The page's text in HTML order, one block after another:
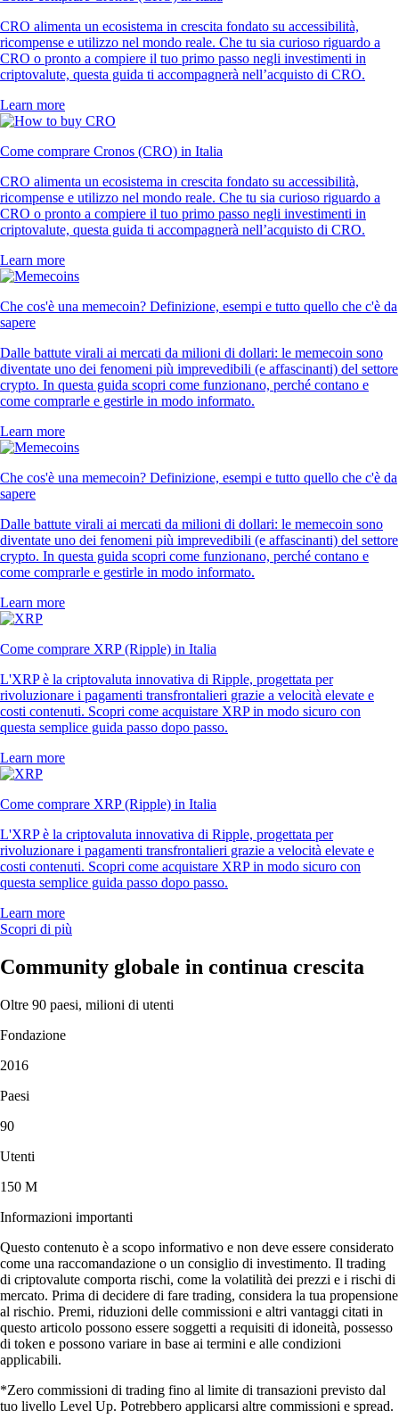
CRO alimenta un ecosistema in crescita fondato su accessibilità,
ricompense e utilizzo nel mondo reale. Che tu sia curioso riguardo a
CRO o pronto a compiere il tuo primo passo negli investimenti in
criptovalute, questa guida ti accompagnerà nell’acquisto di CRO.
Learn more
Come comprare Cronos (CRO) in Italia
CRO alimenta un ecosistema in crescita fondato su accessibilità,
ricompense e utilizzo nel mondo reale. Che tu sia curioso riguardo a
CRO o pronto a compiere il tuo primo passo negli investimenti in
criptovalute, questa guida ti accompagnerà nell’acquisto di CRO.
Learn more
Che cos'è una memecoin? Definizione, esempi e tutto quello che c'è da
sapere
Dalle battute virali ai mercati da milioni di dollari: le memecoin sono
diventate uno dei fenomeni più imprevedibili (e affascinanti) del settore
crypto. In questa guida scopri come funzionano, perché contano e
come comprarle e gestirle in modo informato.
Learn more
Che cos'è una memecoin? Definizione, esempi e tutto quello che c'è da
sapere
Dalle battute virali ai mercati da milioni di dollari: le memecoin sono
diventate uno dei fenomeni più imprevedibili (e affascinanti) del settore
crypto. In questa guida scopri come funzionano, perché contano e
come comprarle e gestirle in modo informato.
Learn more
Come comprare XRP (Ripple) in Italia
L'XRP è la criptovaluta innovativa di Ripple, progettata per
rivoluzionare i pagamenti transfrontalieri grazie a velocità elevate e
costi contenuti. Scopri come acquistare XRP in modo sicuro con
questa semplice guida passo dopo passo.
Learn more
Come comprare XRP (Ripple) in Italia
L'XRP è la criptovaluta innovativa di Ripple, progettata per
rivoluzionare i pagamenti transfrontalieri grazie a velocità elevate e
costi contenuti. Scopri come acquistare XRP in modo sicuro con
questa semplice guida passo dopo passo.
Learn more
Scopri di più
Community globale in continua crescita
Oltre 90 paesi, milioni di utenti
Fondazione
2016
Paesi
90
Utenti
150 M
Informazioni importanti
Questo contenuto è a scopo informativo e non deve essere considerato
come una raccomandazione o un consiglio di investimento. Il trading
di criptovalute comporta rischi, come la volatilità dei prezzi e i rischi di
mercato. Prima di decidere di fare trading, considera la tua propensione
al rischio. Premi, riduzioni delle commissioni e altri vantaggi citati in
questo articolo possono essere soggetti a requisiti di idoneità, possesso
di token e possono variare in base ai termini e alle condizioni
applicabili.
*Zero commissioni di trading fino al limite di transazioni previsto dal
tuo livello Level Up. Potrebbero applicarsi altre commissioni e spread.